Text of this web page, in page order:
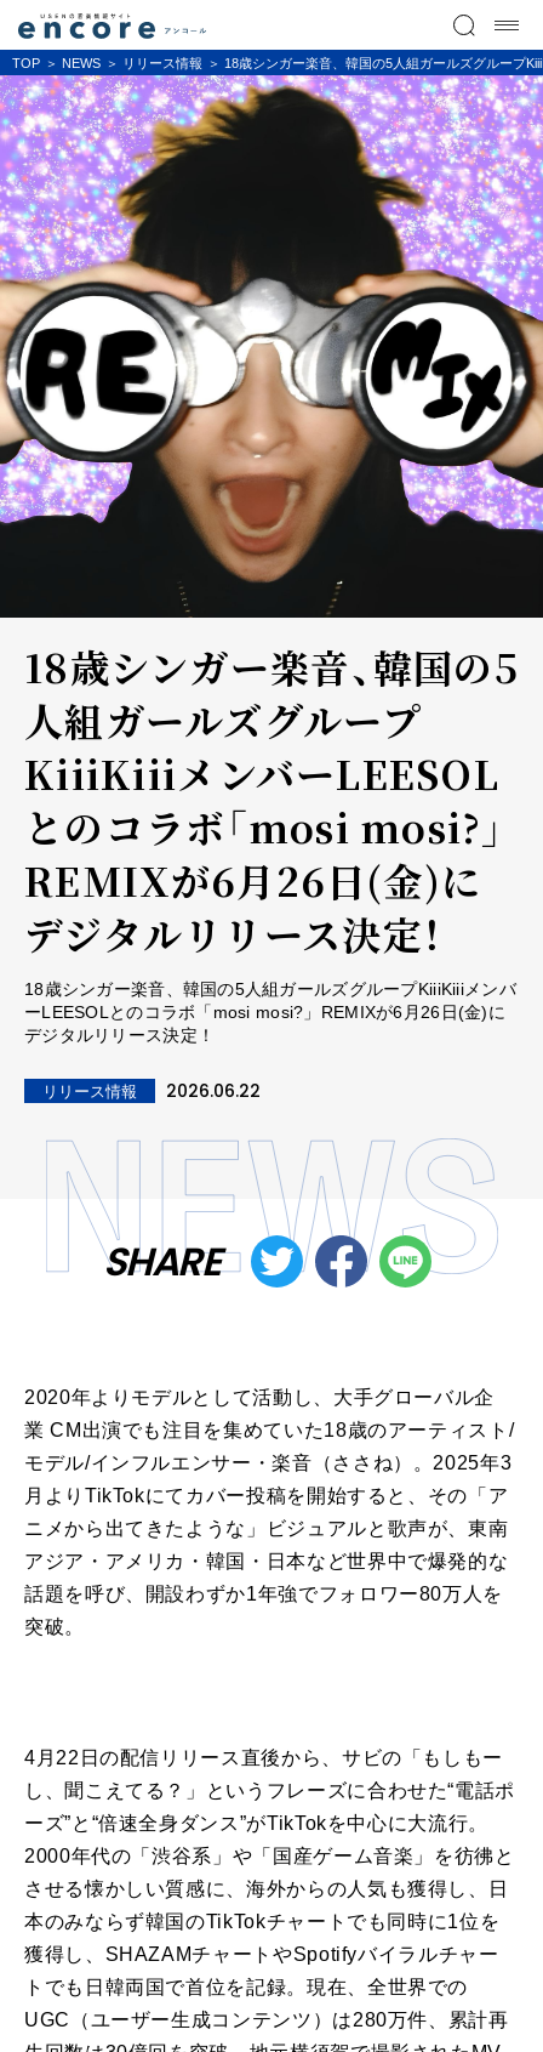
TOP NEWS リリース情報 18歳シンガー楽音、韓国の5人組ガールズグループ
18歳シンガー楽音、韓国の5
人組ガールズグループ
KiiiKiiiメンバーLEESOL
とのコラボ「mosi mosi?」
REMIXが6月26日(金)に
デジタルリリース決定！
18歳シンガー楽音、韓国の5人組ガールズグループKiiiKiiiメンバ
ーLEESOLとのコラボ「mosi mosi?」REMIXが6月26日(金)に
デジタルリリース決定！
リリース情報 2026.06.22
SHARE
2020年よりモデルと して活動し、大手グローバル企
業 CM 出演でも注目を集めていた18歳のアーティスト /
モデル/インフルエンサー・楽音 （ささね）。 2025年3
月 より TikTokにてカバー投稿を開始する と 、その 「ア
ニメから出てきたような」ビジュアルと 歌声が 、東南
アジア・アメリカ・ 韓国 ・ 日本など世界中で爆発的な
話題を呼び、開設わずか1年強でフォロワー80万人を
突破。
4 月 22 日の配信 リリース直後から、サビの 「もしもー
し、聞こえてる？」
と いうフレーズに合わせた“電話ポ
ーズ”と “倍速全身ダンス”がTikTokを中心に大流行。
2000年代の 「渋谷系」や「国産ゲーム音楽」を彷彿と
させる懐かしい質感に 、海外からの人気も獲得し、
日
本のみならず韓国のTikTokチャートでも同時に1位を
獲得し、 SHAZAMチャートやSpotifyバイラルチャー
トでも 日 韓両国で首位を記録。現在、全世界での
UGC
（ユーザー生成コンテンツ）は280万件、累計再